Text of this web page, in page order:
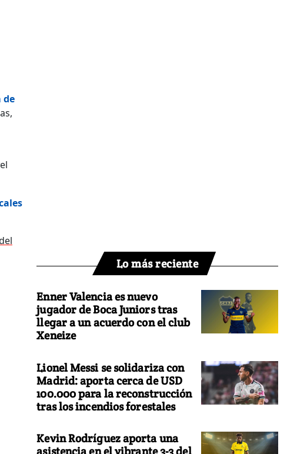
de
Lo más reciente
Enner Valencia es nuevo
jugador de Boca Juniors tras
llegar a un acuerdo con el club
Xeneize
Lionel Messi se solidariza con
Madrid: aporta cerca de USD
100.000 para la reconstrucción
tras los incendios forestales
Kevin Rodríguez aporta una